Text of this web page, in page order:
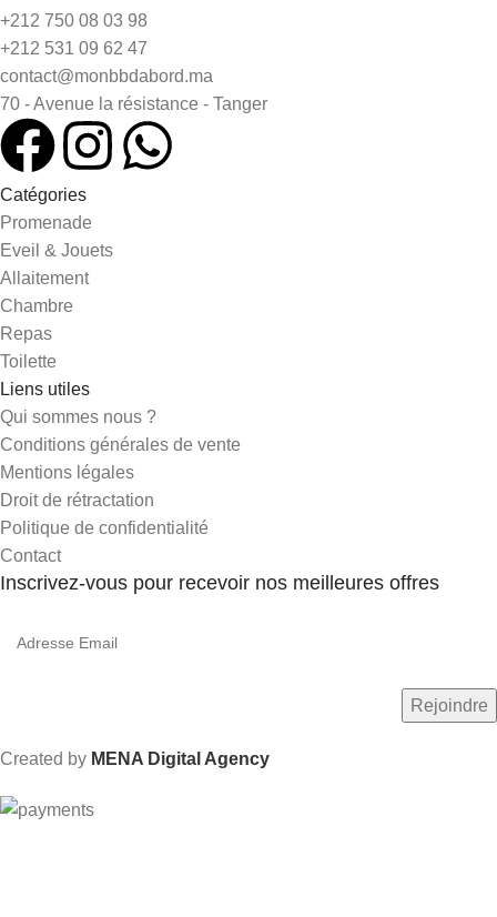
+212 750 08 03 98
+212 531 09 62 47
contact@monbbdabord.ma
70 - Avenue la résistance - Tanger
Catégories
Promenade
Eveil & Jouets
Allaitement
Chambre
Repas
Toilette
Liens utiles
Qui sommes nous ?
Conditions générales de vente
Mentions légales
Droit de rétractation
Politique de confidentialité
Contact
Inscrivez-vous pour recevoir nos meilleures offres
Created by MENA Digital Agency